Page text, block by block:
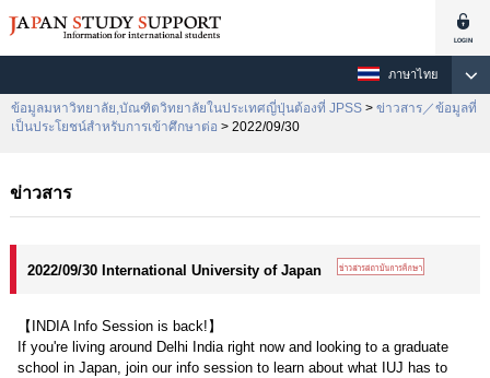
ภาษาไทย
ข้อมูลมหาวิทยาลัย,บัณฑิตวิทยาลัยในประเทศญี่ปุ่นต้องที่ JPSS > ข่าวสาร／ข้อมูลที่
เป็นประโยชน์สำหรับการเข้าศึกษาต่อ > 2022/09/30
ข่าวสาร
2022/09/30 International University of Japan
【INDIA Info Session is back!】
If you're living around Delhi India right now and looking to a graduate
school in Japan, join our info session to learn about what IUJ has to